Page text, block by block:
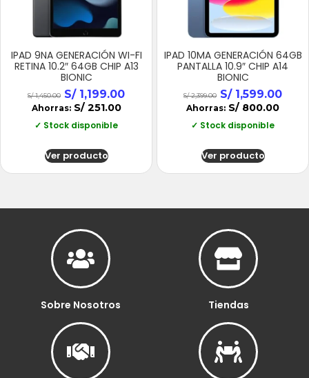
IPAD 9NA GENERACIÓN WI-FI
RETINA 10.2″ 64GB CHIP A13
BIONIC
S/1,450.00 S/1,199.00
Ahorras: S/251.00
✓ Stock disponible
Ver producto
IPAD 10MA GENERACIÓN 64GB
PANTALLA 10.9″ CHIP A14
BIONIC
S/2,399.00 S/1,599.00
Ahorras: S/ 800.00
✓ Stock disponible
Ver producto
Sobre Nosotros Tiendas